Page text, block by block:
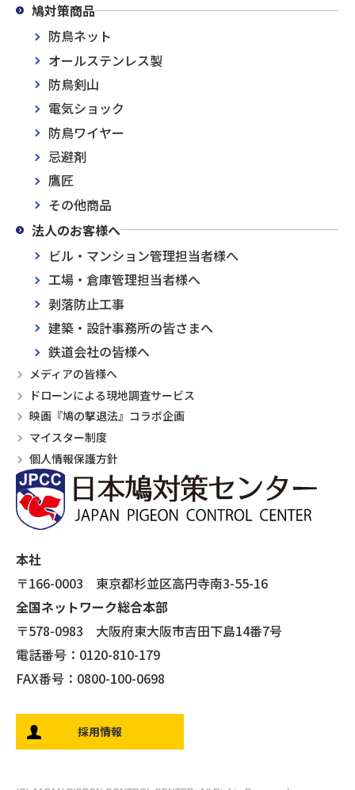
本社
〒166-0003 東京都杉並区高円寺南3-55-16
全国ネットワーク総合本部
〒578-0983 大阪府東大阪市吉田下島14番7号
電話番号：0120-810-179
FAX番号：0800-100-0698
採用情報
鳩対策商品
防鳥ネット
オールステンレス製
防鳥剣山
電気ショック
防鳥ワイヤー
忌避剤
鷹匠
その他商品
法人のお客様へ
ビル・マンション管理担当者様へ
工場・倉庫管理担当者様へ
剥落防止工事
建築・設計事務所の皆さまへ
鉄道会社の皆様へ
メディアの皆様へ
ドローンによる現地調査サービス
映画『鳩の撃退法』コラボ企画
マイスター制度
個人情報保護方針